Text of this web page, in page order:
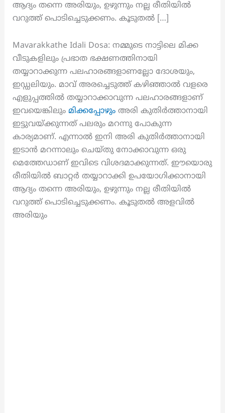
ആദ്യം തന്നെ അരിയും, ഉഴുന്നും നല്ല രീതിയിൽ
വറുത്ത് പൊടിച്ചെടുക്കണം. കൂടുതൽ […]
Mavarakkathe Idali Dosa: നമ്മുടെ നാട്ടിലെ മിക്ക
വീടുകളിലും പ്രഭാത ഭക്ഷണത്തിനായി
തയ്യാറാക്കുന്ന പലഹാരങ്ങളാണല്ലോ ദോശയും,
ഇഡ്ഡലിയും. മാവ് അരച്ചെടുത്ത് കഴിഞ്ഞാൽ വളരെ
എളുപ്പത്തിൽ തയ്യാറാക്കാവുന്ന പലഹാരങ്ങളാണ്
ഇവയെങ്കിലും മിക്കപ്പോഴുംഅരി കുതിർത്താനായി
ഇട്ടുവയ്ക്കുന്നത് പലരും മറന്നു പോകുന്ന
കാര്യമാണ്. എന്നാൽ ഇനി അരി കുതിർത്താനായി
ഇടാൻ മറന്നാലും ചെയ്തു നോക്കാവുന്ന ഒരു
മെത്തേഡാണ് ഇവിടെ വിശദമാക്കുന്നത്. ഈയൊരു
രീതിയിൽ ബാറ്റർ തയ്യാറാക്കി ഉപയോഗിക്കാനായി
ആദ്യം തന്നെ അരിയും, ഉഴുന്നും നല്ല രീതിയിൽ
വറുത്ത് പൊടിച്ചെടുക്കണം. കൂടുതൽ അളവിൽ
അരിയും